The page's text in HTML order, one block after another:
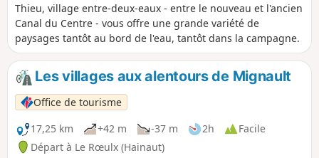
Thieu, village entre-deux-eaux - entre le nouveau et l'ancien
Canal du Centre - vous offre une grande variété de
paysages tantôt au bord de l'eau, tantôt dans la campagne.
Les villages aux alentours de Mignault
Office de tourisme
17,25 km
+42 m -37 m 2h
Facile
Départ à Le Rœulx (Hainaut)